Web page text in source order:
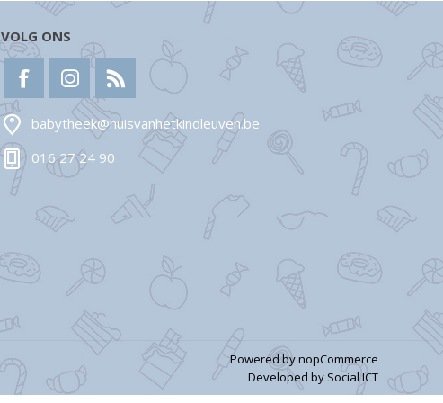
VOLG ONS
babytheek@huisvanhetkindleuven.be
016 27 24 90
Powered bynopCommerce
Developed by Social ICT